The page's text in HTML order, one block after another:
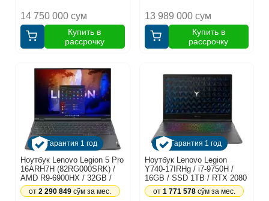
14 750 000 сум
Купить в
рассрочку
13 989 000 сум
Купить в
рассрочку
Гарантия 1 год
Ноутбук Lenovo Legion 5 Pro
16ARH7H (82RG000SRK) /
AMD R9-6900HX / 32GB /
SSD 1TB / RTX 3070Ti 8GB
/ 16", серый
от2 290 849 сўм за мес.
Гарантия 1 год
Ноутбук Lenovo Legion
Y740-17IRHg / i7-9750H /
16GB / SSD 1TB / RTX 2080
8GB / 17.3", серый
от 1 771 578сўм за мес.